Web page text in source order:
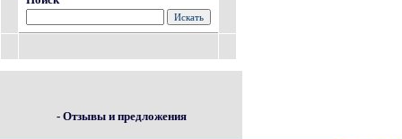
- Отзывы и предложения